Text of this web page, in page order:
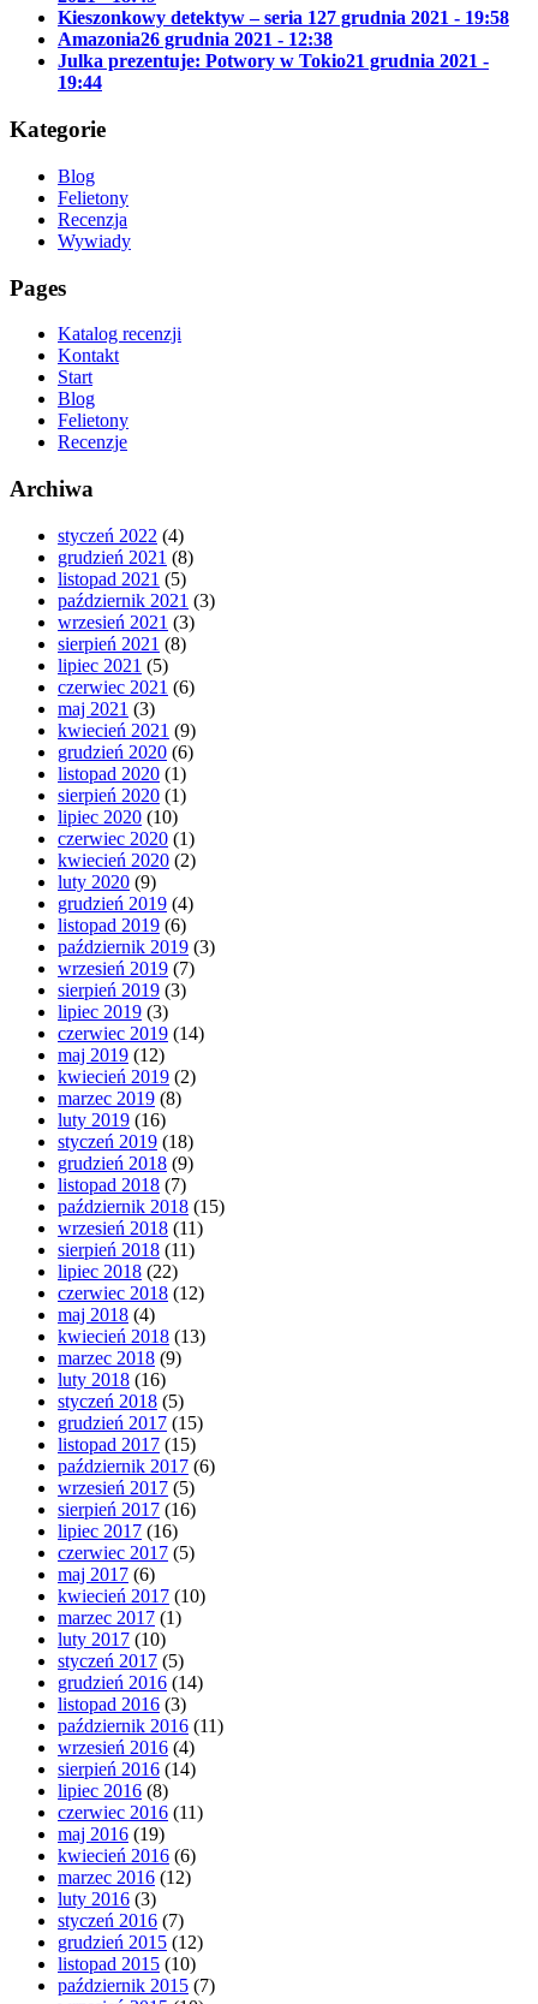
Kieszonkowy detektyw – seria 127 grudnia 2021 - 19:58
Amazonia26 grudnia 2021 - 12:38
Julka prezentuje: Potwory w Tokio21 grudnia 2021 -
19:44
Kategorie
Blog
Felietony
Recenzja
Wywiady
Pages
Katalog recenzji
Kontakt
Start
Blog
Felietony
Recenzje
Archiwa
styczeń 2022 (4)
grudzień 2021 (8)
listopad 2021 (5)
październik 2021 (3)
wrzesień 2021 (3)
sierpień 2021 (8)
lipiec 2021 (5)
czerwiec 2021 (6)
maj 2021 (3)
kwiecień 2021 (9)
grudzień 2020 (6)
listopad 2020 (1)
sierpień 2020 (1)
lipiec 2020 (10)
czerwiec 2020 (1)
kwiecień 2020 (2)
luty 2020 (9)
grudzień 2019 (4)
listopad 2019 (6)
październik 2019 (3)
wrzesień 2019 (7)
sierpień 2019 (3)
lipiec 2019 (3)
czerwiec 2019 (14)
maj 2019 (12)
kwiecień 2019 (2)
marzec 2019 (8)
luty 2019 (16)
styczeń 2019 (18)
grudzień 2018 (9)
listopad 2018 (7)
październik 2018 (15)
wrzesień 2018 (11)
sierpień 2018 (11)
lipiec 2018 (22)
czerwiec 2018 (12)
maj 2018 (4)
kwiecień 2018 (13)
marzec 2018 (9)
luty 2018 (16)
styczeń 2018 (5)
grudzień 2017 (15)
listopad 2017 (15)
październik 2017 (6)
wrzesień 2017 (5)
sierpień 2017 (16)
lipiec 2017 (16)
czerwiec 2017 (5)
maj 2017 (6)
kwiecień 2017 (10)
marzec 2017 (1)
luty 2017 (10)
styczeń 2017 (5)
grudzień 2016 (14)
listopad 2016 (3)
październik 2016 (11)
wrzesień 2016 (4)
sierpień 2016 (14)
lipiec 2016 (8)
czerwiec 2016 (11)
maj 2016 (19)
kwiecień 2016 (6)
marzec 2016 (12)
luty 2016 (3)
styczeń 2016 (7)
grudzień 2015 (12)
listopad 2015 (10)
październik 2015 (7)